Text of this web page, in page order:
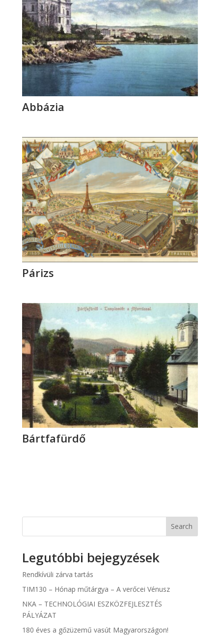
Abbázia
Párizs
Bártfafürdő
Search
Legutóbbi bejegyzések
Rendkívüli zárva tartás
TIM130 – Hónap műtárgya – A verőcei Vénusz
NKA – TECHNOLÓGIAI ESZKÖZFEJLESZTÉS
PÁLYÁZAT
180 éves a gőzüzemű vasút Magyarországon!